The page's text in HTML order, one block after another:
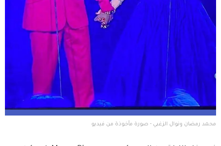
محمد رمضان ونوال الزغبي - صورة مأخوذة من فيديو